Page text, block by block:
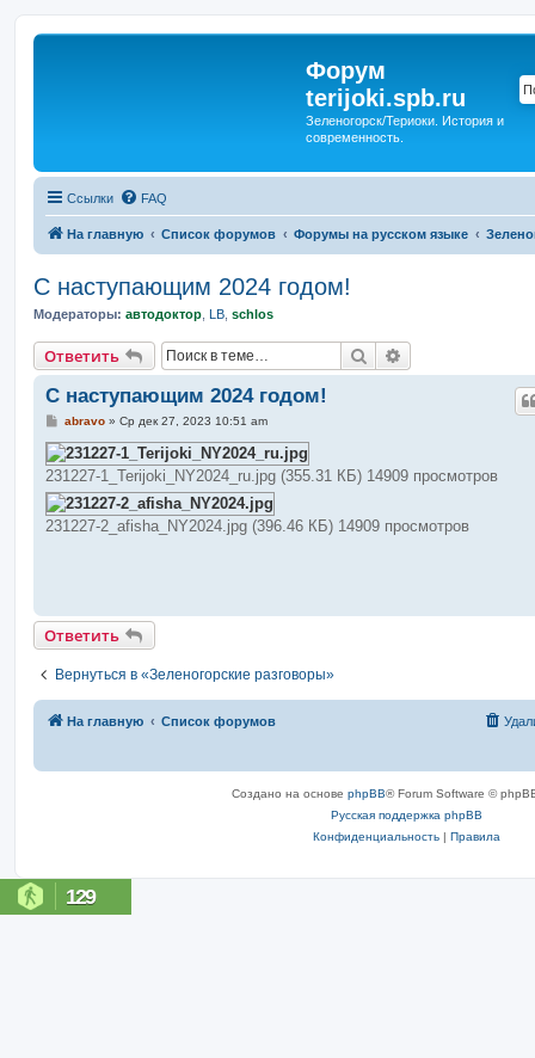
Форум
terijoki.spb.ru
Зеленогорск/Териоки. История и
современность.
Ссылки FAQ
На главную Список форумов Форумы на русском языке
С наступающим 2024 годом!
Модераторы: автодоктор LB schlos
Ответить Поиск
С наступающим 2024 годом!
С
о
б
щ
е
н
и
е
abravo» Ср дек 27, 2023 10:51 am
231227-1_Terijoki_NY2024_ru.jpg (355.31 КБ) 14909 просмотров
231227-2_afisha_NY2024.jpg (396.46 КБ) 14909 просмотров
Ответить
Вернуться в «Зеленогорские разговоры»
На главную Список форумов
Создано на основе phpBB® Forum Software ©
Русская поддержка phpBB
Конфиденциальность | Правила
129